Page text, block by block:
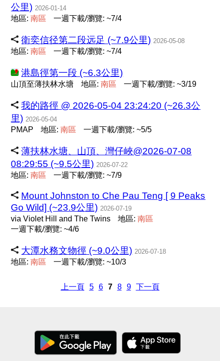
公里) 2026-01-14
地區:南區 一週下載/瀏覽: ~7/4
衛奕信径第二段远足 (~7.9公里) 2026-05-08
地區:南區 一週下載/瀏覽: ~7/4
港島徑第一段 (~6.3公里)
山頂至薄扶林水塘 地區:南區 一週下載/瀏覽: ~3/19
我的路徑 @ 2026-05-04 23:24:20 (~26.3公
里) 2026-05-04
PMAP 地區:南區 一週下載/瀏覽: ~5/5
薄扶林水塘、山頂、灣仔峽@2026-07-08
08:29:55 (~9.5公里) 2026-07-22
地區:南區 一週下載/瀏覽: ~7/9
Mount Johnston to Che Pau Teng [ 9 Peaks
Go Wild] (~23.9公里) 2026-07-19
via Violet Hill and The Twins 地區:南區
一週下載/瀏覽: ~4/6
大潭水務文物徑 (~9.0公里) 2026-07-18
地區:南區 一週下載/瀏覽: ~10/3
上一頁 5 6 7 8 9 下一頁